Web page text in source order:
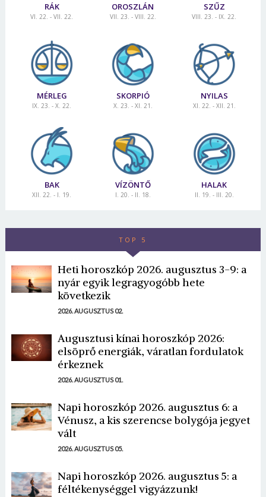
RÁK
VI. 22. - VII. 22.
OROSZLÁN
VII. 23. - VIII. 22.
SZŰZ
VIII. 23. - IX. 22.
MÉRLEG
IX. 23. - X. 22.
SKORPIÓ
X. 23. - XI. 21.
NYILAS
XI. 22. - XII. 21.
BAK
XII. 22. - I. 19.
VÍZÖNTŐ
I. 20. - II. 18.
HALAK
II. 19. - III. 20.
TOP 5
Heti horoszkóp 2026. augusztus 3-9: a
nyár egyik legragyogóbb hete
következik
2026. AUGUSZTUS 02.
Augusztusi kínai horoszkóp 2026:
elsöprő energiák, váratlan fordulatok
érkeznek
2026. AUGUSZTUS 01.
Napi horoszkóp 2026. augusztus 6: a
Vénusz, a kis szerencse bolygója jegyet
vált
2026. AUGUSZTUS 05.
Napi horoszkóp 2026. augusztus 5: a
féltékenységgel vigyázzunk!